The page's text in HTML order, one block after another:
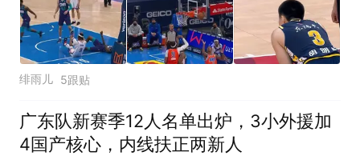
绯雨儿 5跟贴
广东队新赛季12人名单出炉，3小外援加
4国产核心，内线扶正两新人